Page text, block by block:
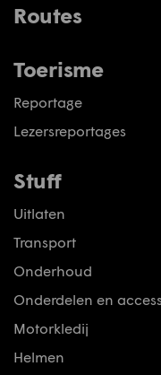
Routes
Toerisme
Reportage
Lezersreportages
Stuff
Uitlaten
Transport
Onderhoud
Onderdelen en
Motorkledij
Helmen